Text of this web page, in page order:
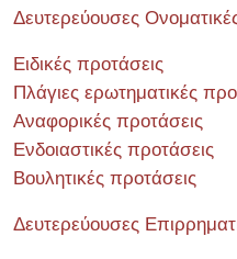
Δευτερεύουσες
Ειδικές προτάσεις
Πλάγιες ερωτηματικές
Αναφορικές προτάσεις
Ενδοιαστικές προτάσεις
Βουλητικές προτάσεις
Δευτερεύουσες